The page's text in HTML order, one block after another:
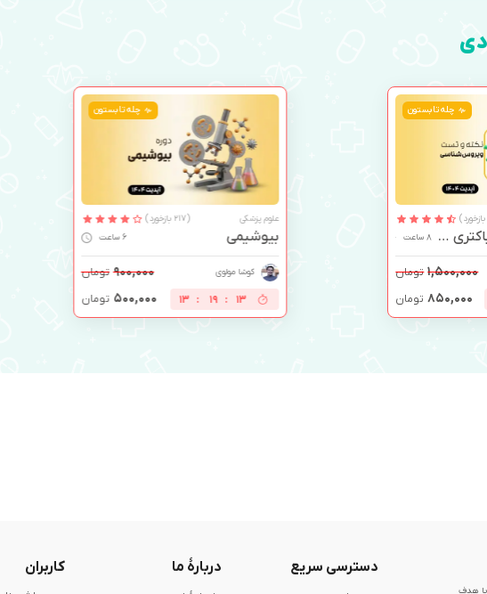
چله تابستون
میکروب شناسی (باکتری و ویروس) 8 ساعت
۱,۵۰۰,۰۰۰ تومان
۸۵۰,۰۰۰ تومان
چله تابستون
علوم پزشکی (217 بازخورد)
بیوشیمی 6 ساعت
کوشا مولوی ۹۰۰,۰۰۰ تومان
13
:
19
:
13 ۵۰۰,۰۰۰ تومان
با هدف
دسترسی سریع دربارۀ ما کاربران